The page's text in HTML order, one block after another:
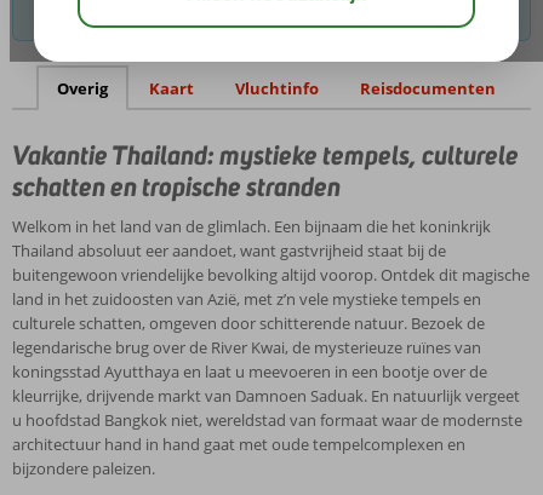
tropische
stranden
van
glimlach.
bijnaam
die
koninkrijk
Thailand
absoluut
eer
aandoet,
want
gastvrijheid
staat
bij
de
buitengewoon
Goedkope
vakantie
Thailand
Na
al
deze
highlights
is
het
heerlijk
ontspannen
in
exotische
badplaatsen
of
op
een
van
Bestemmingsinformatie
Weer
Thailand
Hoewel
het
tropische
Thailand
een
wisselend
klimaat
Bezienswaardigheden
en
activiteiten
mogelijkheden te vinden.
Overig Kaart Vluchtinfo Reisdocumenten
Vakantie Thailand: mystieke tempels, culturele
schatten en tropische stranden
Welkom in het land van de glimlach. Een bijnaam die het koninkrijk
Thailand absoluut eer aandoet, want gastvrijheid staat bij de
buitengewoon vriendelijke bevolking altijd voorop. Ontdek dit magische
land in het zuidoosten van Azië, met z’n vele mystieke tempels en
culturele schatten, omgeven door schitterende natuur. Bezoek de
legendarische brug over de River Kwai, de mysterieuze ruïnes van
koningsstad Ayutthaya en laat u meevoeren in een bootje over de
kleurrijke, drijvende markt van Damnoen Saduak. En natuurlijk vergeet
u hoofdstad Bangkok niet, wereldstad van formaat waar de modernste
architectuur hand in hand gaat met oude tempelcomplexen en
bijzondere paleizen.